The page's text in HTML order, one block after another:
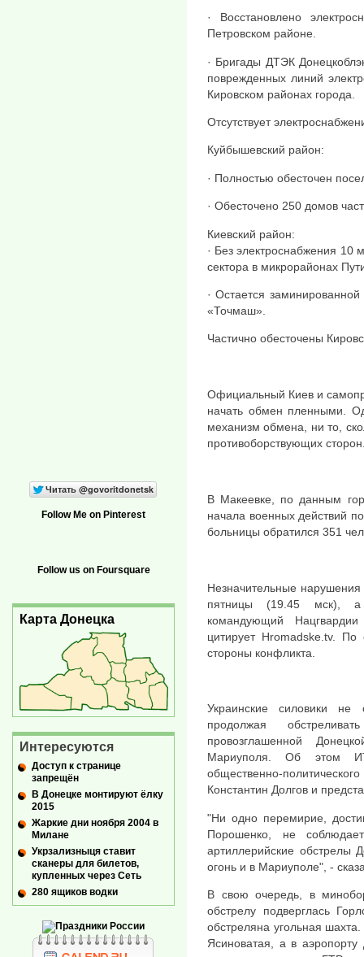
· Восстановлено
Петровском районе.
· Бригады ДТЭК
поврежденных линий
Кировском районах города.
Отсутствует
Куйбышевский район:
· Полностью обесточен
· Обесточено 250 домов
Киевский район:
· Без электроснабжения 10
сектора в микрорайонах
· Остается
«Точмаш».
Частично обесточены
Официальный Киев и
начать обмен пленными.
механизм обмена, ни то,
противоборствующих
В Макеевке, по данным
начала военных действий
больницы обратился 351
Незначительные
пятницы (19.45 мск), а
командующий
цитирует Hromadske.tv.
стороны конфликта.
Украинские силовики
продолжая
провозглашенной
Мариуполя. Об этом
общественно-
Константин Долгов и
"Ни одно перемирие,
Порошенко, не
артиллерийские обстрелы
огонь и в Мариуполе", -
В свою очередь, в
обстрелу подверглась
обстреляна угольная
Ясиноватая, а в аэропорту
Follow Me on Pinterest
Follow us on Foursquare
Карта Донецка
Интересуются
Доступ к странице
запрещён
В Донецке монтируют ёлку
2015
Жаркие дни ноября 2004 в
Милане
Укрзализныця ставит
сканеры для билетов,
купленных через Сеть
280 ящиков водки